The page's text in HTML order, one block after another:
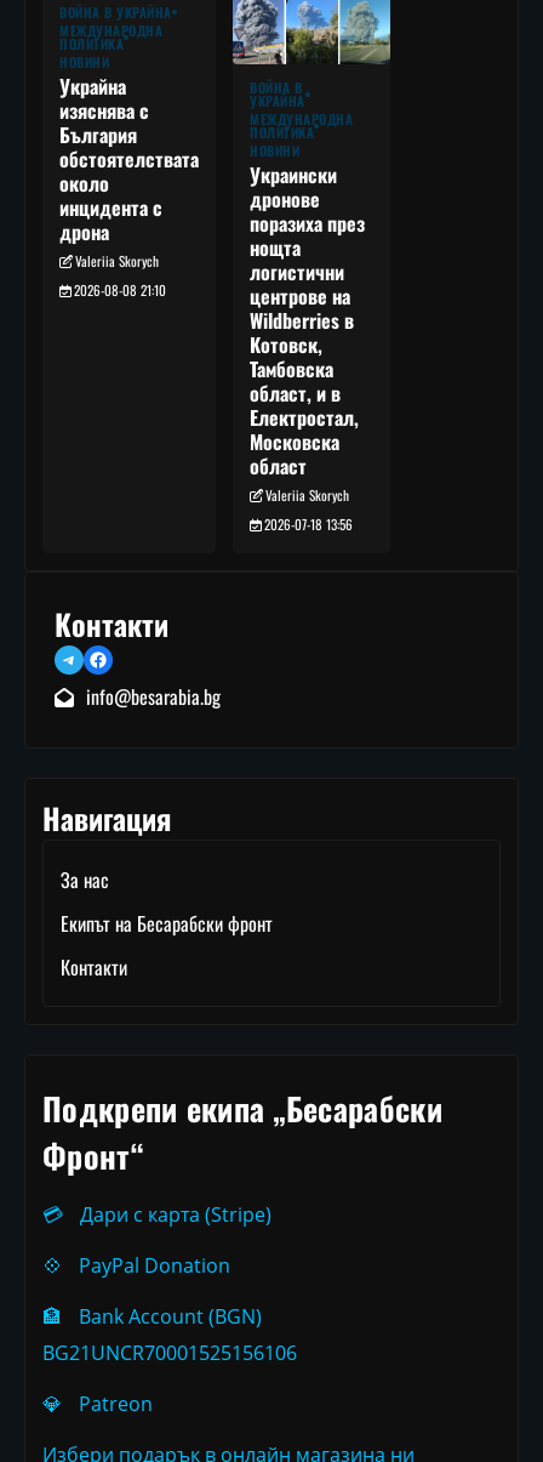
ВОЙНА В УКРАЙНА
МЕЖДУНАРОДНА
ПОЛИТИКА
НОВИНИ
Украйна
изяснява с
България
обстоятелствата
около
инцидента с
дрона
Valeriia Skorych
2026-08-08 21:10
ВОЙНА В
УКРАЙНА
МЕЖДУНАРОДНА
ПОЛИТИКА
НОВИНИ
Украински
дронове
поразиха през
нощта
логистични
центрове на
Wildberries в
Котовск,
Тамбовска
област, и в
Електростал,
Московска
област
Valeriia Skorych
2026-07-18 13:56
Контакти
TelegramFacebook
info@besarabia.bg
Навигация
За нас
Екипът на Бесарабски фронт
Контакти
Подкрепи екипа „Бесарабски
Фронт“
💳
Дари с карта (Stripe)
💠
PayPal Donation
🏦
Bank Account (BGN)
BG21UNCR70001525156106
💎
Patreon
Избери подарък в онлайн магазина ни